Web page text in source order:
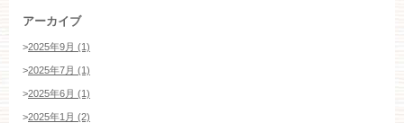
アーカイブ
>2025年9月 (1)
>2025年7月 (1)
>2025年6月 (1)
>2025年1月 (2)